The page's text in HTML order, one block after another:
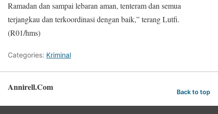
Ramadan dan sampai lebaran aman, tenteram dan semua
terjangkau dan terkoordinasi dengan baik,” terang Lutfi.
(R01/hms)
Categories: Kriminal
Annirell.Com Back to top